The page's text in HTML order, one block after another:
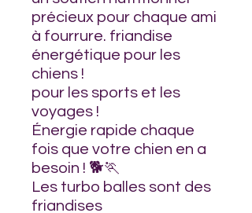
précieux pour chaque ami
à fourrure. friandise
énergétique pour les
chiens !
pour les sports et les
voyages !
Énergie rapide chaque
fois que votre chien en a
besoin ! 🐕🏃
Les turbo balles sont des
friandises